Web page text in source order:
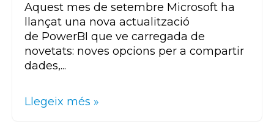
Aquest mes de setembre Microsoft ha
llançat una nova actualització
de PowerBI que ve carregada de
novetats: noves opcions per a compartir
dades,...
Llegeix més »